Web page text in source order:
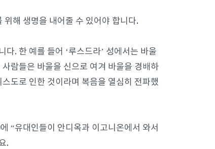
해 생명을 내어줄 수 있어야 합니다.
. 한 예를 들어 ‘루스드라’ 성에서는 바울
람들은 바울을 신으로 여겨 바울을 경배하
도로 인한 것이라며 복음을 열심히 전파했
“유대인들이 안디옥과 이고니온에서 와서
.